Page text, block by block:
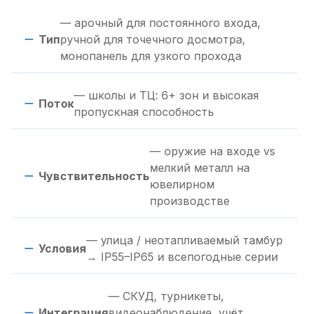
Тип
— арочный для постоянного входа,
ручной для точечного досмотра,
монопанель для узкого прохода
Поток
— школы и ТЦ: 6+ зон и высокая
пропускная способность
Чувствительность
— оружие на входе vs
мелкий металл на
ювелирном
производстве
Условия
— улица / неотапливаемый тамбур
→ IP55–IP65 и всепогодные серии
— СКУД, турникеты,